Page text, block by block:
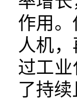
作用
人机
过工
了持